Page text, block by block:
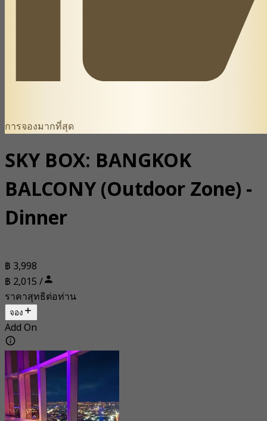
การจองมากที่สุด
SKY BOX: BANGKOK
BALCONY (Outdoor Zone) -
Dinner
฿ 3,998
฿ 2,015 /
ราคาสุทธิต่อท่าน
จอง
Add On